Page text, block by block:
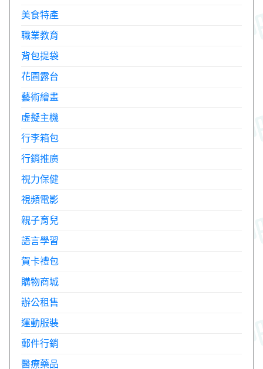
美食特產
職業教育
背包提袋
花園露台
藝術繪畫
虛擬主機
行李箱包
行銷推廣
視力保健
視頻電影
親子育兒
語言學習
賀卡禮包
購物商城
辦公租售
運動服裝
郵件行銷
醫療藥品